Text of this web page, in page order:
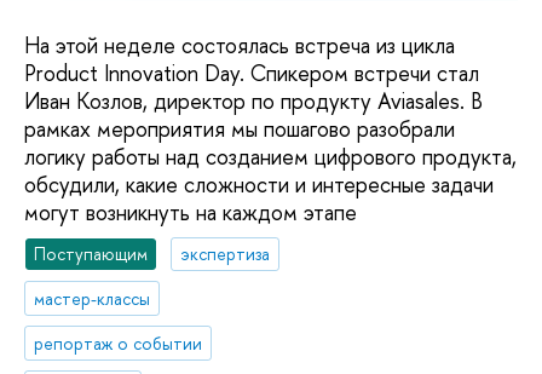
На этой неделе состоялась встреча из цикла
Product Innovation Day. Спикером встречи стал
Иван Козлов, директор по продукту Aviasales. В
рамках мероприятия мы пошагово разобрали
логику работы над созданием цифрового продукта,
обсудили, какие сложности и интересные задачи
могут возникнуть на каждом этапе
Поступающим
экспертиза
мастер-классы
репортаж о событии